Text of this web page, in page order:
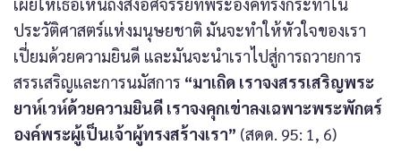
ประวัติศาสตร์แห่งมนุษยชาติ มันจะทำให้หัวใจของเรา
เปี่ยมด้วยความยินดี และมันจะนำเราไปสู่การถวายการ
สรรเสริญและการนมัสการ “มาเถิด เราจงสรรเสริญพระ
ยาห์เวห์ด้วยความยินดี เราจงคุกเข่าลงเฉพาะพระพักตร์
องค์พระผู้เป็นเจ้าผู้ทรงสร้างเรา” (สดด. 95: 1, 6)